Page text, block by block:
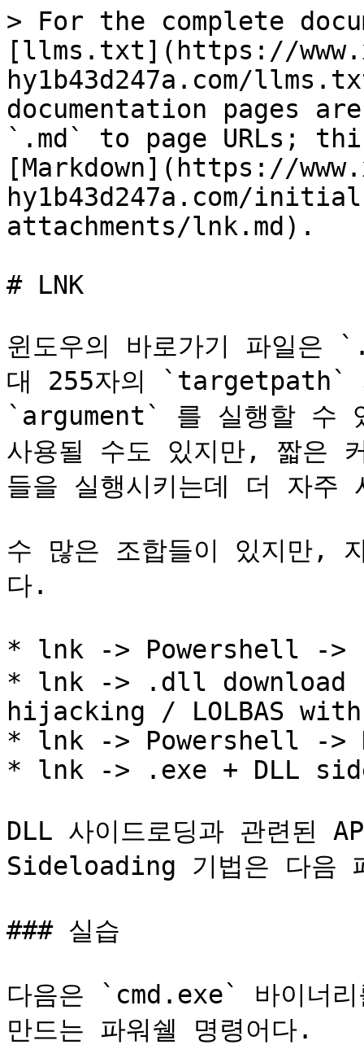
> For the complete
[llms.txt](https://
hy1b43d247a.com/
documentation pages
`.md` to page URLs;
[Markdown](https://
hy1b43d247a.com/
attachments/lnk.md).
# LNK
윈도우의 바로가기 파일은
대 255자의 `targetpath`
`argument` 를 실행할 수
사용될 수도 있지만, 짧은
들을 실행시키는데 더 자주
수 많은 조합들이 있지만,
다.
* lnk -> Powershell ->
* lnk -> .dll download
hijacking / LOLBAS
* lnk -> Powershell ->
* lnk -> .exe + DLL
DLL 사이드로딩과 관련된
Sideloading 기법은 다음
### 실습
다음은 `cmd.exe` 바이너
만드는 파워쉘 명령어다.